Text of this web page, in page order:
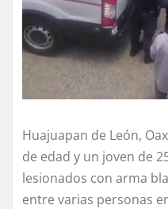
Huajuapan de León,
de edad y un joven de
lesionados con arma
entre varias personas